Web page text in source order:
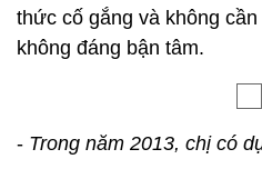
thức cố gắng và không
không đáng bận tâm.
- Trong năm 2013, chị có